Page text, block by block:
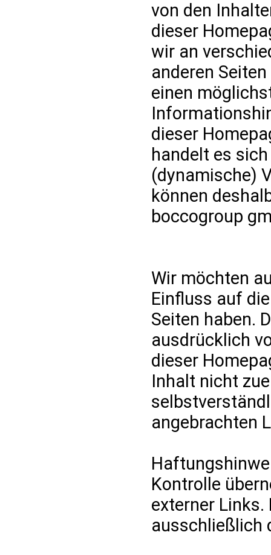
von den
dieser
wir an
anderen
einen
dieser
handelt es
(dynamische)
können
boccogroup
Wir möchten
Einfluss auf
Seiten haben.
ausdrücklich
dieser
Inhalt nicht
angebrachten
Kontrolle
externer Links.
ausschließlich